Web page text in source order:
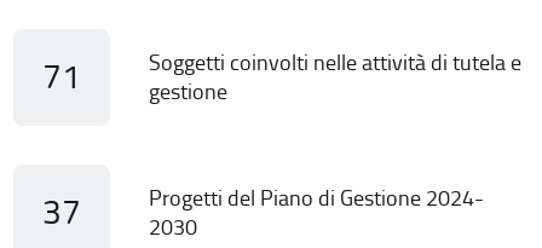
71
Soggetti coinvolti nelle attività di tutela e
gestione
37
Progetti del Piano di Gestione 2024-
2030